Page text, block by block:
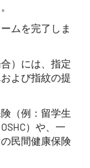
ムを完了しま
）には、指定
よび指紋の提
（例：留学生
）や、一
民間健康保険